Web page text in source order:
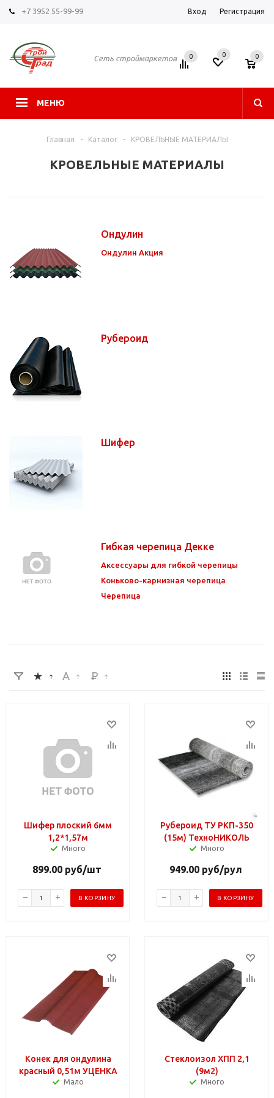
+7 3952 55-99-99 Вход Регистрация
Сеть строймаркетов
МЕНЮ
0 0 0
Главная - Каталог - КРОВЕЛЬНЫЕ МАТЕРИАЛЫ
КРОВЕЛЬНЫЕ МАТЕРИАЛЫ
Ондулин
Ондулин Акция
Рубероид
Шифер
Гибкая черепица Декке
Аксессуары для гибкой черепицы
Коньково-карнизная черепица
Черепица
Шифер плоский 6мм
1,2*1,57м
Много
899.00руб/шт
В КОРЗИНУ
Рубероид ТУ РКП-350
(15м) ТехноНИКОЛЬ
Много
949.00руб/рул
В КОРЗИНУ
Конек для ондулина
красный 0,51м УЦЕНКА
Мало
Стеклоизол ХПП 2,1
(9м2)
Много